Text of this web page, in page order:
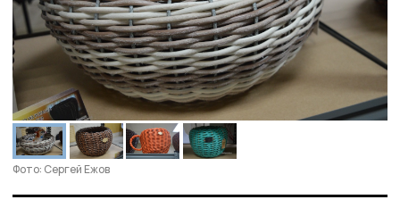
Фото: Сергей Ежов